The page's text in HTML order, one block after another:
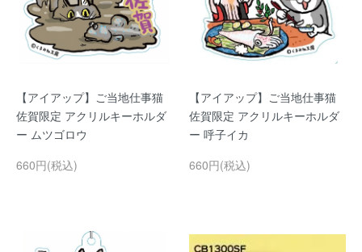
【アイアップ】ご当地仕事猫
佐賀限定 アクリルキーホルダ
ー ムツゴロウ
660円(税込)
【アイアップ】ご当地仕事猫
佐賀限定 アクリルキーホルダ
ー 呼子イカ
660円(税込)